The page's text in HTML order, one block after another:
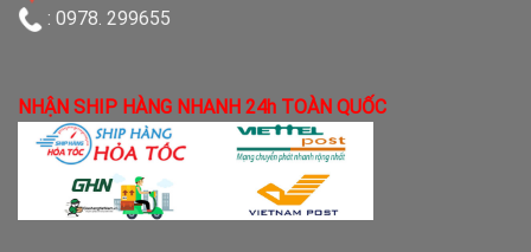
: 0978. 299655
NHẬN SHIP HÀNG NHANH 24h TOÀN QUỐC